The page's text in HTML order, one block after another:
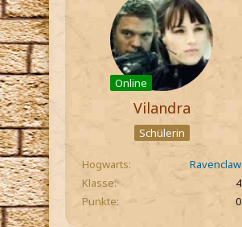
Online
Vilandra
Schülerin
Hogwarts
Ravenclaw
Klasse
4
Punkte
0